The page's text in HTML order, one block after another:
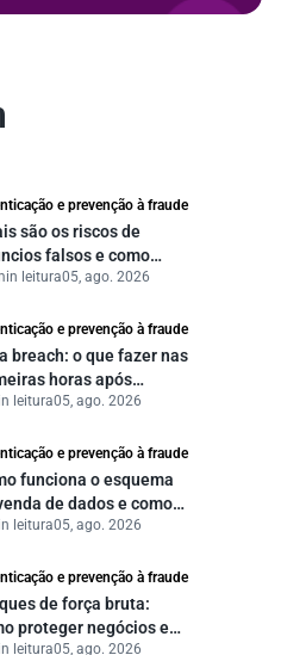
e prevenção à fraude
são os riscos de
falsos e como
seu negócio?
leitura05, ago. 2026
e prevenção à fraude
breach: o que fazer nas
horas após
de dados?
leitura05, ago. 2026
e prevenção à fraude
funciona o esquema
de dados e como
sua empresa?
leitura05, ago. 2026
e prevenção à fraude
de força bruta:
proteger negócios e
leitura05, ago. 2026